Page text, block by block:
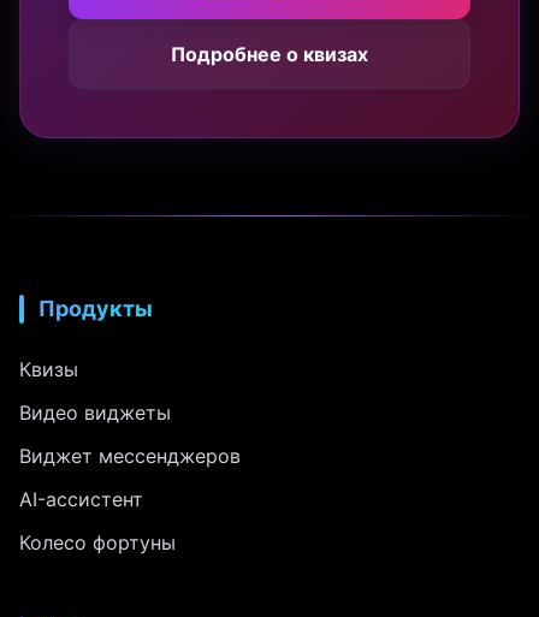
Подробнее о квизах
Продукты
Квизы
Видео виджеты
Виджет мессенджеров
AI-ассистент
Колесо фортуны